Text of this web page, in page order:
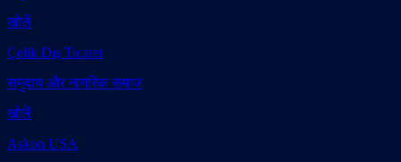
खोलें
Çelik Dış Ticaret
समुदाय और नागरिक समाज
खोलें
Askon USA